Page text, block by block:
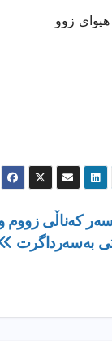
زوو
كه‌ناڵی‌ زووم
به‌سه‌رداگرت